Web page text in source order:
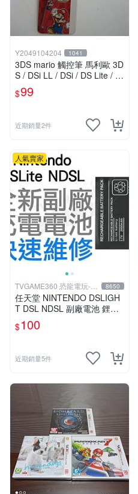
Y2049104204 1041
3DS mario 觸控筆 馬利歐 3D
S / DSi LL / DSi / DS Lite / D
S 都適用
$99
近期銷量2件
人氣賣家
TVGAME360 恐龍電玩-台
中店
8650
任天堂 NINTENDO DSLIGH
T DSL NDSL 副廠電池 鋰電
池 USG-003 裸裝 工廠流出
品皆有小擦傷
$100
近期銷量5件